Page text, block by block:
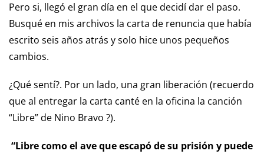
Pero si, llegó el gran día en el que decidí dar el paso.
Busqué en mis archivos la carta de renuncia que había
escrito seis años atrás y solo hice unos pequeños
cambios.
¿Qué sentí?. Por un lado, una gran liberación (recuerdo
que al entregar la carta canté en la oficina la canción
“Libre” de Nino Bravo ?).
“Libre como el ave que escapó de su prisión y puede